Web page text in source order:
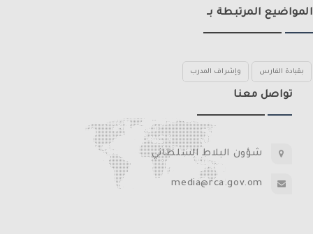
المواضيع المرتبطة بـ
بقيادة الفارس وإشراف المدرب
تواصل معنا
شؤون البلاط السلطاني
media@rca.gov.om